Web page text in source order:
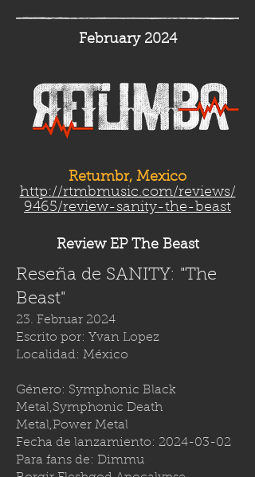
February 2024
Retumbr, Mexico
http://rtmbmusic.com/reviews/
9465/review-sanity-the-beast
Review EP The Beast
Reseña de SANITY: "The
Beast"
23. Februar 2024
Escrito por: Yvan Lopez
Localidad: México
Género: Symphonic Black
Metal,Symphonic Death
Metal,Power Metal
Fecha de lanzamiento: 2024-03-02
Para fans de: Dimmu